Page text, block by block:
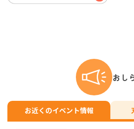
おし
お近くのイベント情報